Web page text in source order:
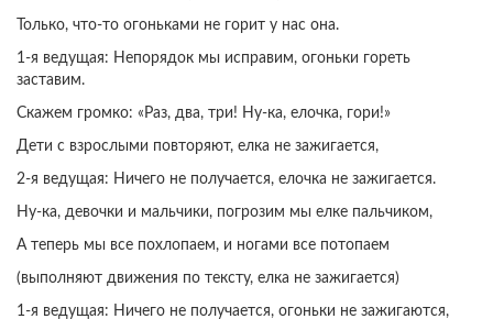
Только, что-то огоньками не горит у нас она.
1-я ведущая: Непорядок мы исправим, огоньки гореть
заставим.
Скажем громко: «Раз, два, три! Ну-ка, елочка, гори!»
Дети с взрослыми повторяют, елка не зажигается,
2-я ведущая: Ничего не получается, елочка не зажигается.
Ну-ка, девочки и мальчики, погрозим мы елке пальчиком,
А теперь мы все похлопаем, и ногами все потопаем
(выполняют движения по тексту, елка не зажигается)
1-я ведущая: Ничего не получается, огоньки не зажигаются,